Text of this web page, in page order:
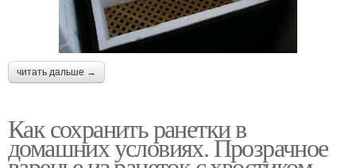
читать дальше →
Как сохранить ранетки в
домашних условиях. Прозрачное